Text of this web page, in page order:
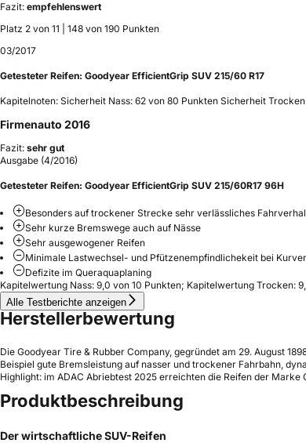
Fazit: empfehlenswert
Platz 2 von 11 | 148 von 190 Punkten
03/2017
Getesteter Reifen: Goodyear EfficientGrip SUV 215/60 R17
Kapitelnoten: Sicherheit Nass: 62 von 80 Punkten Sicherheit
Firmenauto 2016
Fazit: sehr gut
Ausgabe (4/2016)
Getesteter Reifen: Goodyear EfficientGrip SUV 215/60R17 96H
Besonders auf trockener Strecke sehr verlässliches
Sehr kurze Bremswege auch auf Nässe
Sehr ausgewogener Reifen
Minimale Lastwechsel- und Pfützenempfindlichekeit bei
Defizite im Queraquaplaning
Kapitelwertung Nass: 9,0 von 10 Punkten; Kapitelwertung Trocken:
Alle Testberichte anzeigen
Herstellerbewertung
Die Goodyear Tire & Rubber Company, gegründet am 29. August
Beispiel gute Bremsleistung auf nasser und trockener Fahrbahn,
Highlight: im ADAC Abriebtest 2025 erreichten die Reifen der
Produktbeschreibung
Der wirtschaftliche SUV-Reifen